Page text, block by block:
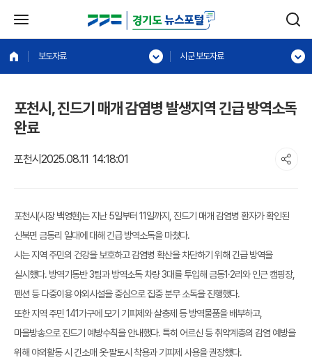
보도자료 시군 보도자료
포천시, 진드기 매개 감염병 발생지역 긴급 방역소독
완료
포천시 2025.08.11 14:18:01
포천시(시장 백영현)는 지난 5일부터 11일까지, 진드기 매개 감염병 환자가 확인된
신북면 금동리 일대에 대해 긴급 방역소독을 마쳤다.
시는 지역 주민의 건강을 보호하고 감염병 확산을 차단하기 위해 긴급 방역을
실시했다. 방역기동반 3팀과 방역소독 차량 3대를 투입해 금동1·2리와 인근 캠핑장,
펜션 등 다중이용 야외시설을 중심으로 집중 분무 소독을 진행했다.
또한 지역 주민 141가구에 모기 기피제와 살충제 등 방역물품을 배부하고,
마을방송으로 진드기 예방수칙을 안내했다. 특히 어르신 등 취약계층의 감염 예방을
위해 야외활동 시 긴소매 옷·팔토시 착용과 기피제 사용을 권장했다.